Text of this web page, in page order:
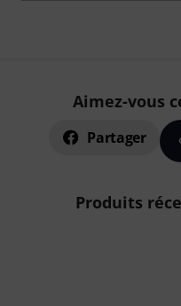
Aimez-vous
Partager
Produits